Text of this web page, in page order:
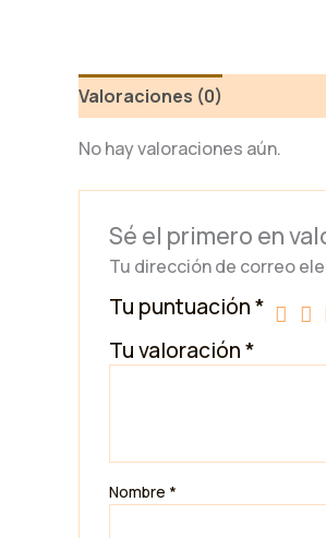
Valoraciones (0)
No hay valoraciones aún.
Sé el primero en
Tu dirección de correo
Tu puntuación*
Tu valoración*
Nombre *